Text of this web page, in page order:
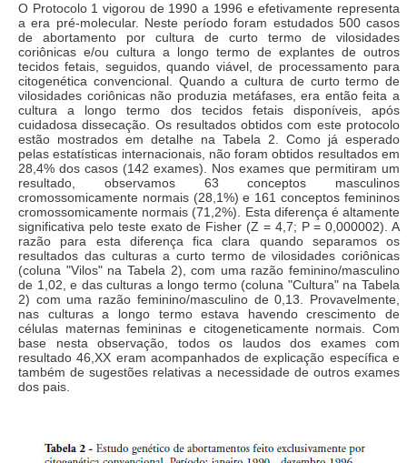
O Protocolo 1 vigorou de 1990 a 1996 e efetivamente representa
a era pré-molecular. Neste período foram estudados 500 casos
de abortamento por cultura de curto termo de vilosidades
coriônicas e/ou cultura a longo termo de explantes de outros
tecidos fetais, seguidos, quando viável, de processamento para
citogenética convencional. Quando a cultura de curto termo de
vilosidades coriônicas não produzia metáfases, era então feita a
cultura a longo termo dos tecidos fetais disponíveis, após
cuidadosa dissecação. Os resultados obtidos com este protocolo
estão mostrados em detalhe na Tabela 2. Como já esperado
pelas estatísticas internacionais, não foram obtidos resultados em
28,4% dos casos (142 exames). Nos exames que permitiram um
resultado, observamos 63 conceptos masculinos
cromossomicamente normais (28,1%) e 161 conceptos femininos
cromossomicamente normais (71,2%). Esta diferença é altamente
significativa pelo teste exato de Fisher (Z = 4,7; P = 0,000002). A
razão para esta diferença fica clara quando separamos os
resultados das culturas a curto termo de vilosidades coriônicas
(coluna "Vilos" na Tabela 2), com uma razão feminino/masculino
de 1,02, e das culturas a longo termo (coluna "Cultura" na Tabela
2) com uma razão feminino/masculino de 0,13. Provavelmente,
nas culturas a longo termo estava havendo crescimento de
células maternas femininas e citogeneticamente normais. Com
base nesta observação, todos os laudos dos exames com
resultado 46,XX eram acompanhados de explicação específica e
também de sugestões relativas a necessidade de outros exames
dos pais.